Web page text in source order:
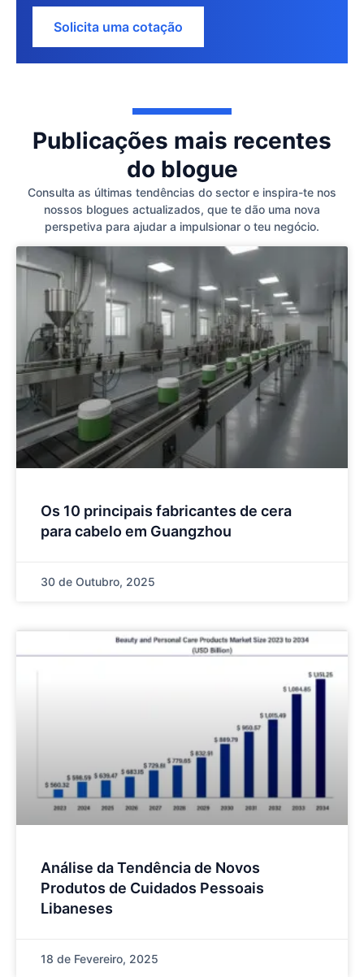
Solicita uma cotação
Publicações mais recentes
do blogue
Consulta as últimas tendências do sector e inspira-te nos
nossos blogues actualizados, que te dão uma nova
perspetiva para ajudar a impulsionar o teu negócio.
Os 10 principais fabricantes de cera
para cabelo em Guangzhou
30 de Outubro, 2025
Análise da Tendência de Novos
Produtos de Cuidados Pessoais
Libaneses
18 de Fevereiro, 2025